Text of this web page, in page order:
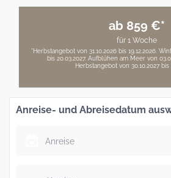
ab 859 €*
für 1 Woche
*Herbstangebot von 31.10.2026 bis 19.12.2026.
bis 20.03.2027. Aufblühen am Meer von
Herbstangebot von 30.10.2027 bis
Anreise- und Abreisedatum